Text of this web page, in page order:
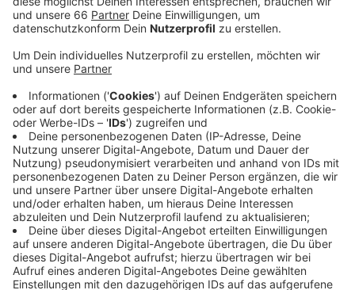
Das erste Aufeinandertreffen konnte Fire deutlich für
sich entscheiden, in Köln gab es einen deutlichen 42:0-
Sieg. Nach wie vor ist Fire in der European League of
Football ungeschlagen und möchte diese weiße
Weste auch mit in die kleine Spielpause nehmen. Nach
der Partie gegen Köln hat das Team erst einmal zwei
Wochen spielfrei, bevor es dann zu Hause gegen
Hamburg weiter geht. Spielbeginn ist heute um 16:25
Uhr.
Anzeige